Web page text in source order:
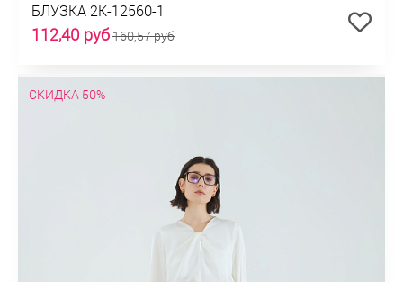
БЛУЗКА 2К-12560-1
112,40 руб160,57 руб
СКИДКА 50%